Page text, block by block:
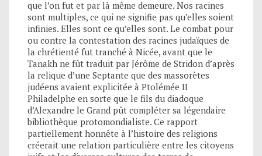
que l’on fut et par là même demeure. Nos racines
sont multiples, ce qui ne signifie pas qu’elles soient
infinies. Elles sont ce qu’elles sont. Le combat pour
ou contre la contestation des racines judaïques de
la chrétienté fut tranché à Nicée, avant que le
Tanakh ne fût traduit par Jérôme de Stridon d’après
la relique d’une Septante que des massorètes
judéens avaient explicitée à Ptolémée II
Philadelphe en sorte que le fils du diadoque
d’Alexandre le Grand pût compléter sa légendaire
bibliothèque protomondialiste. Ce rapport
partiellement honnête à l’histoire des religions
créerait une relation particulière entre les citoyens